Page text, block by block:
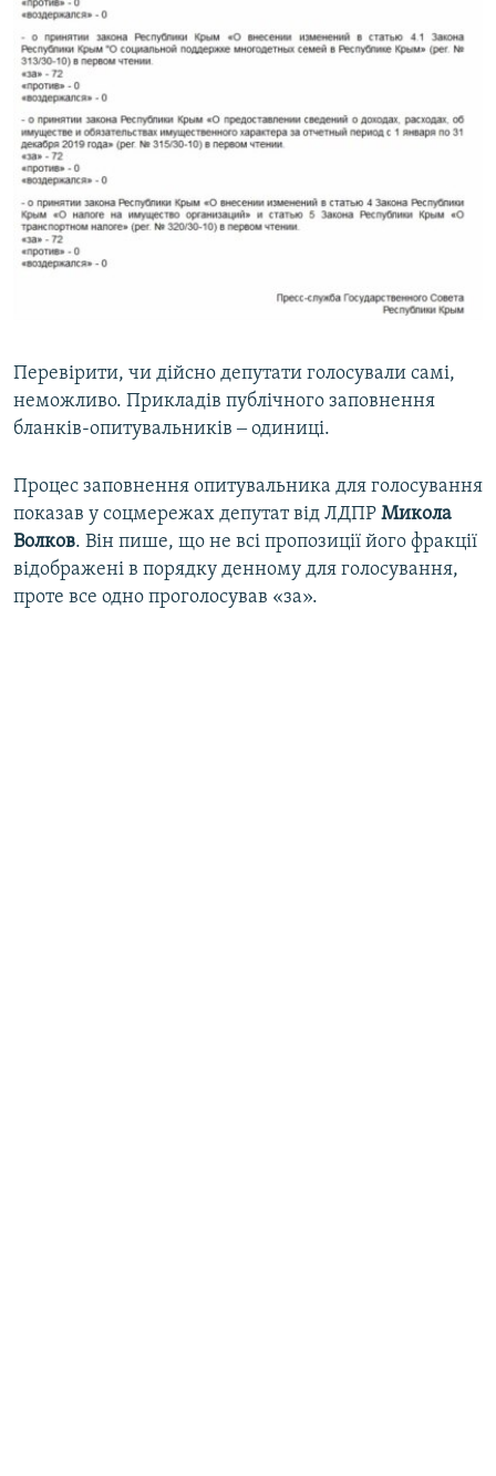
Перевірити, чи дійсно депутати голосували самі,
неможливо. Прикладів публічного заповнення
бланків-опитувальників ‒ одиниці.
Процес заповнення опитувальника для голосування
показав у соцмережах депутат від ЛДПР Микола
Волков. Він пише, що не всі пропозиції його фракції
відображені в порядку денному для голосування,
проте все одно проголосував «за».